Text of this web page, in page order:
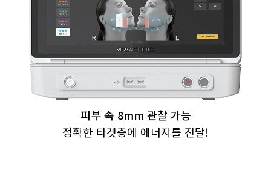
피부 속 8mm 관찰 가능
정확한 타겟층에 에너지를 전달!